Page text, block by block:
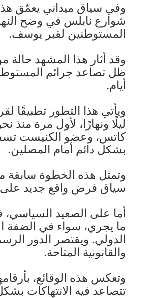
وفي سياق ميداني يعمّق
شوارع نابلس في وضح
المستوطنين لقبر يوسف.
وقد أثار هذا المشهد
ظل تصاعد جرائم
أيام.
ويأتي هذا التطور تطبيقًا
كاتس، وعضو الكنيست
بشكل دائم أمام المصلين.
وتمثل هذه الخطوة سابقة
سياق فرض واقع جديد على
أما على الصعيد
ما يجري، سواء في الضفة
الدولي. ويقتصر الدور
والقانونية المتاحة.
وتعكس هذه الوقائع،
تتصاعد فيه الانتهاكات